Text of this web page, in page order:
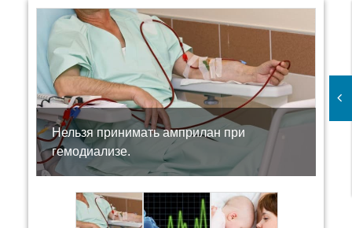
Нельзя принимать амприлан при
гемодиализе.